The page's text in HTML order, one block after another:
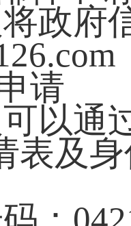
政府
请
以通
表及